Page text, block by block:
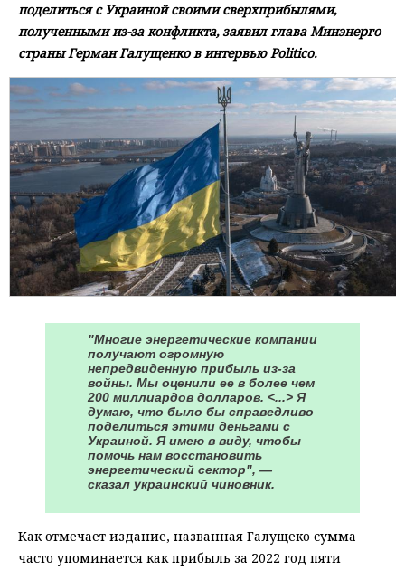
поделиться с Украиной своими сверхприбылями,
полученными из-за конфликта, заявил глава Минэнерго
страны Герман Галущенко в интервью Politico.
"Многие энергетические компании
получают огромную
непредвиденную прибыль из-за
войны. Мы оценили ее в более чем
200 миллиардов долларов. <...> Я
думаю, что было бы справедливо
поделиться этими деньгами с
Украиной. Я имею в виду, чтобы
помочь нам восстановить
энергетический сектор", —
сказал украинский чиновник.
Как отмечает издание, названная Галущеко сумма
часто упоминается как прибыль за 2022 год пяти